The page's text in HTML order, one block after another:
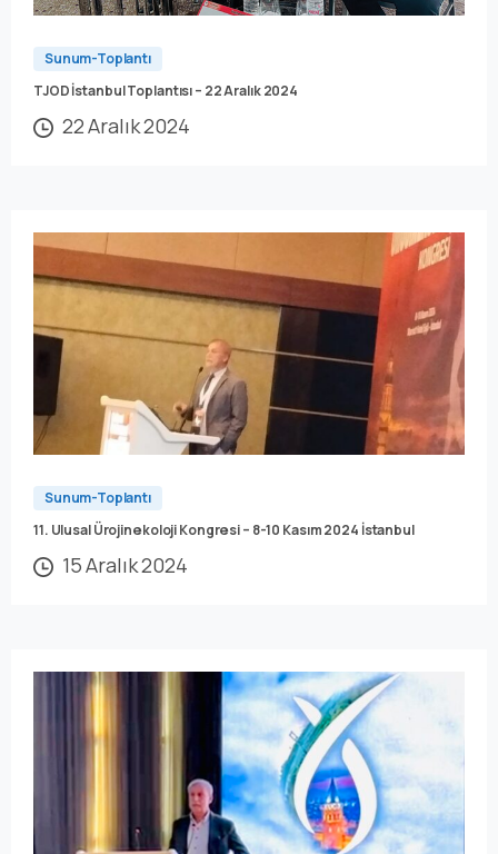
Sunum-Toplantı
TJOD İstanbul Toplantısı – 22 Aralık 2024
22 Aralık 2024
Sunum-Toplantı
11. Ulusal Ürojinekoloji Kongresi – 8-10 Kasım 2024 İstanbul
15 Aralık 2024